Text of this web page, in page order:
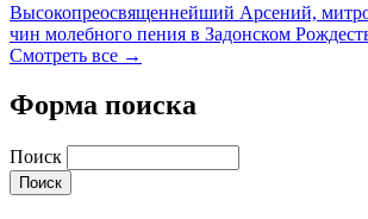
Высокопреосвященнейший Арсений,
чин молебного пения в Задонском
Смотреть все →
Форма поиска
Поиск